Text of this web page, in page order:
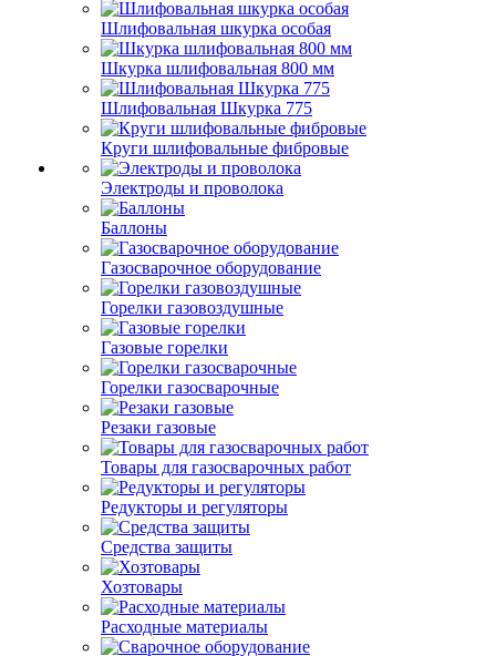
Шлифовальная шкурка особая
Шкурка шлифовальная 800 мм
Шлифовальная Шкурка 775
Круги шлифовальные фибровые
Электроды и проволока
Баллоны
Газосварочное оборудование
Горелки газовоздушные
Газовые горелки
Горелки газосварочные
Резаки газовые
Товары для газосварочных работ
Редукторы и регуляторы
Средства защиты
Хозтовары
Расходные материалы